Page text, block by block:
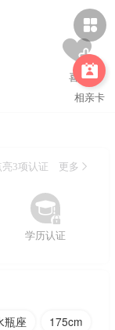


相亲卡
亮3项认证 更多


学历认证
瓶座
175cm